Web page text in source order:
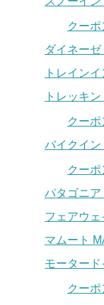
クーポ
ダイネー
トレイン
トレッキ
クーポ
バイクイン
クーポ
パタゴニ
フェアウ
マムート
モーター
クーポ